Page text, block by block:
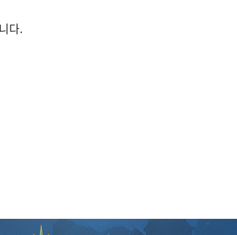
다.